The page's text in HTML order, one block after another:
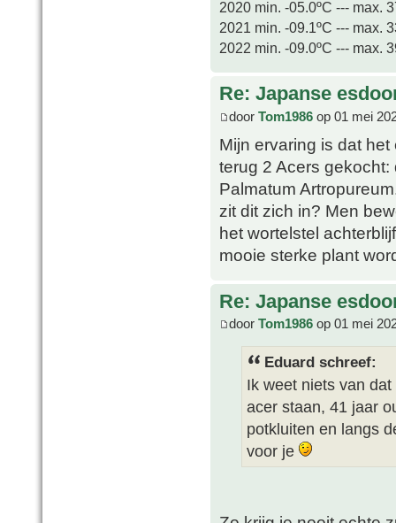
2020 min. -05.0ºC --- max.
2021 min. -09.1ºC --- max.
2022 min. -09.0ºC --- max.
Re: Japanse
door Tom1986 op 01 mei
Mijn ervaring is dat
terug 2 Acers
Palmatum
zit dit zich in? Men
het wortelstel
mooie sterke plant
Re: Japanse
door Tom1986 op 01 mei
Eduard schreef:
Ik weet niets van
acer staan, 41 jaar
potkluiten en langs
voor je